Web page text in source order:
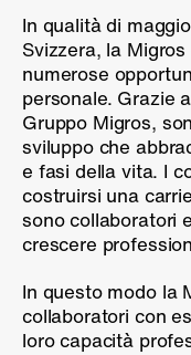
In qualità di
Svizzera, la
numerose
personale. Grazie
Gruppo Migros,
sviluppo che
e fasi della vita. I
costruirsi una
sono collaboratori
crescere
In questo modo la
collaboratori con
loro capacità